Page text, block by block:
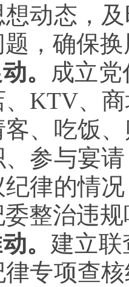
动态，
，确保
。 成立
、KTV、
客、吃饭
参与宴
律的情
整治违
。 建立
专项查